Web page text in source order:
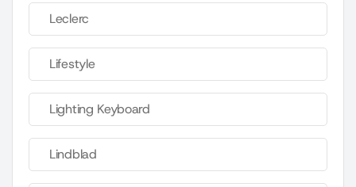
Leclerc
Lifestyle
Lighting Keyboard
Lindblad